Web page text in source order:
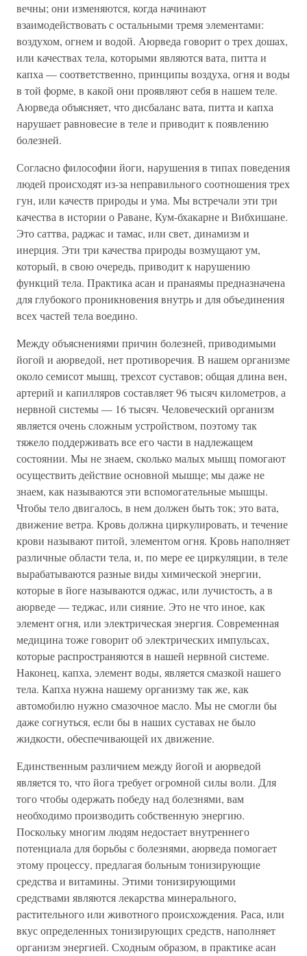
вечны; они изменяются, когда начинают
взаимодействовать с остальными тремя элементами:
воздухом, огнем и водой. Аюрведа говорит о трех дошах,
или качествах тела, которыми являются вата, питта и
капха — соответственно, принципы воздуха, огня и воды
в той форме, в какой они проявляют себя в нашем теле.
Аюрведа объясняет, что дисбаланс вата, питта и капха
нарушает равновесие в теле и приводит к появлению
болезней.
Согласно философии йоги, нарушения в типах поведения
людей происходят из-за неправильного соотношения трех
гун, или качеств природы и ума. Мы встречали эти три
качества в истории о Раване, Кум-бхакарне и Вибхишане.
Это саттва, раджас и тамас, или свет, динамизм и
инерция. Эти три качества природы возмущают ум,
который, в свою очередь, приводит к нарушению
функций тела. Практика асан и пранаямы предназначена
для глубокого проникновения внутрь и для объединения
всех частей тела воедино.
Между объяснениями причин болезней, приводимыми
йогой и аюрведой, нет противоречия. В нашем организме
около семисот мышц, трехсот суставов; общая длина вен,
артерий и капилляров составляет 96 тысяч километров, а
нервной системы — 16 тысяч. Человеческий организм
является очень сложным устройством, поэтому так
тяжело поддерживать все его части в надлежащем
состоянии. Мы не знаем, сколько малых мышц помогают
осуществить действие основной мышце; мы даже не
знаем, как называются эти вспомогательные мышцы.
Чтобы тело двигалось, в нем должен быть ток; это вата,
движение ветра. Кровь должна циркулировать, и течение
крови называют питой, элементом огня. Кровь наполняет
различные области тела, и, по мере ее циркуляции, в теле
вырабатываются разные виды химической энергии,
которые в йоге называются оджас, или лучистость, а в
аюрведе — теджас, или сияние. Это не что иное, как
элемент огня, или электрическая энергия. Современная
медицина тоже говорит об электрических импульсах,
которые распространяются в нашей нервной системе.
Наконец, капха, элемент воды, является смазкой нашего
тела. Капха нужна нашему организму так же, как
автомобилю нужно смазочное масло. Мы не смогли бы
даже согнуться, если бы в наших суставах не было
жидкости, обеспечивающей их движение.
Единственным различием между йогой и аюрведой
является то, что йога требует огромной силы воли. Для
того чтобы одержать победу над болезнями, вам
необходимо производить собственную энергию.
Поскольку многим людям недостает внутреннего
потенциала для борьбы с болезнями, аюрведа помогает
этому процессу, предлагая больным тонизирующие
средства и витамины. Этими тонизирующими
средствами являются лекарства минерального,
растительного или животного происхождения. Раса, или
вкус определенных тонизирующих средств, наполняет
организм энергией. Сходным образом, в практике асан